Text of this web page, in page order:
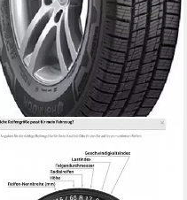
HANKOOK
Hankook Ganzjahresreifen
HANKOOK, VANTRA ST AS2